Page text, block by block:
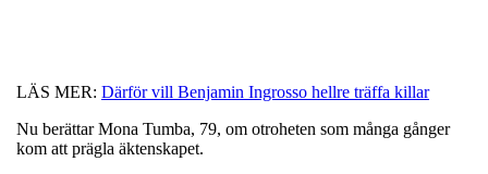
LÄS MER: Därför vill Benjamin Ingrosso hellre träffa killar
Nu berättar Mona Tumba, 79, om otroheten som många gånger
kom att prägla äktenskapet.